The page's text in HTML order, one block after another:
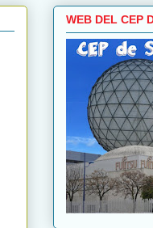
WEB DEL CEP